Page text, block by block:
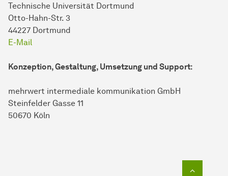
Technische Uni­ver­si­tät Dort­mund
Otto-Hahn-Str. 3
44227 Dort­mund
E-Mail
Konzeption, Gestaltung, Umsetzung und Support:
mehrwert intermediale kommunikation GmbH
Steinfelder Gasse 11
50670 Köln